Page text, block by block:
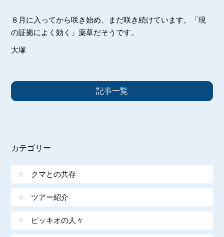
８月に入ってから咲き始め、まだ咲き続けています。「現
の証拠によく効く」薬草だそうです。
大塚
記事一覧
カテゴリー
クマとの共存
ツアー紹介
ピッキオの人々